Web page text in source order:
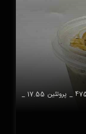
200 گرم اوتمیل-مغز گردو -فندق - دانه کدو - عسل کالری 475.5 _ پروتئین 17.55 _